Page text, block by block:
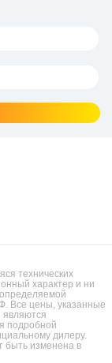
технических
характер и ни
Все цены, указанные
являются
подробной
дилеру.
быть изменена в